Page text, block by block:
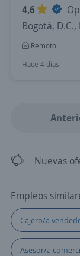
4,6
Bogotá, D.C.,
Remoto
Hace 4 días
Nuevas
Empleos
Cajero/a
Asesor/a